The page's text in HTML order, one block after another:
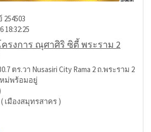
18:32:25
รงการ ณุศาศิริ ซิตี้ พระราม 2
ตร.วา Nusasiri City Rama 2 ถ.พระราม 2
หม่พร้อมอยู่
เมืองสมุทรสาคร )